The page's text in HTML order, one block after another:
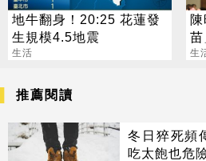
地牛翻身！20:25 花蓮發
生規模4.5地震
生活
陳
苗
書
生
推薦閱讀
冬日猝死頻
吃太飽也危